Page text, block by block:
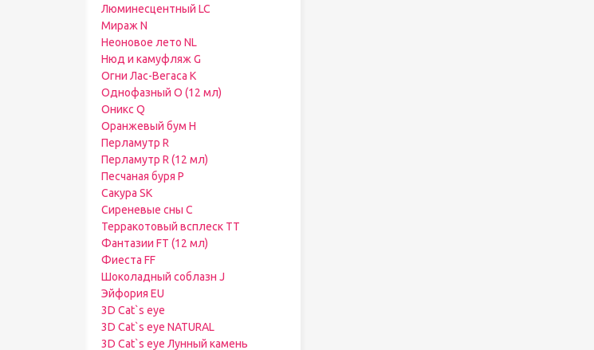
Люминесцентный LC
Мираж N
Неоновое лето NL
Нюд и камуфляж G
Огни Лас-Вегаса K
Однофазный O (12 мл)
Оникс Q
Оранжевый бум H
Перламутр R
Перламутр R (12 мл)
Песчаная буря P
Сакура SK
Сиреневые сны C
Терракотовый всплеск TT
Фантазии FT (12 мл)
Фиеста FF
Шоколадный соблазн J
Эйфория EU
3D Cat`s eye
3D Cat`s eye NATURAL
3D Cat`s eye Лунный камень